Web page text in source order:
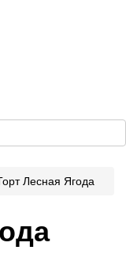
Лесная Ягода